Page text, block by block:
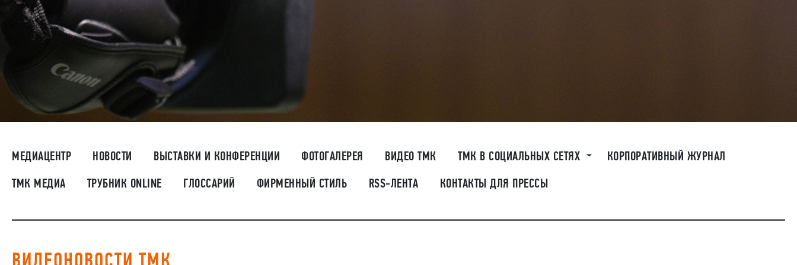
МЕДИАЦЕНТР НОВОСТИ ВЫСТАВКИ И КОНФЕРЕНЦИИ ФОТОГАЛЕРЕЯ ВИДЕО ТМК ТМК В СОЦИАЛЬНЫХ СЕТЯХ КОРПОРАТИВНЫЙ ЖУРНАЛ
ТМК МЕДИА ТРУБНИК ONLINE ГЛОССАРИЙ ФИРМЕННЫЙ СТИЛЬ RSS-ЛЕНТА КОНТАКТЫ ДЛЯ ПРЕССЫ